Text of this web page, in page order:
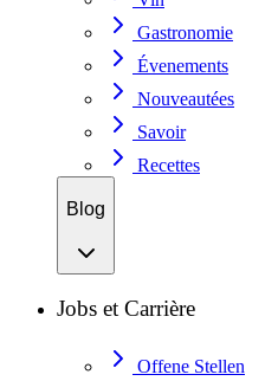
Gastronomie
Évenements
Nouveautées
Savoir
Recettes
Blog
Jobs et Carrière
Offene Stellen